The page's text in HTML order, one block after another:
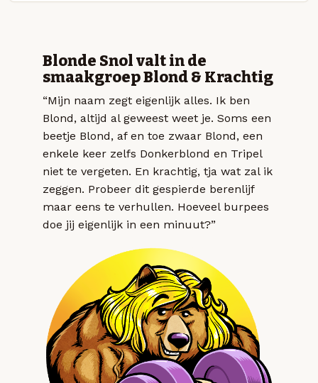
Blonde Snol valt in de
smaakgroep Blond & Krachtig
“Mijn naam zegt eigenlijk alles. Ik ben
Blond, altijd al geweest weet je. Soms een
beetje Blond, af en toe zwaar Blond, een
enkele keer zelfs Donkerblond en Tripel
niet te vergeten. En krachtig, tja wat zal ik
zeggen. Probeer dit gespierde berenlijf
maar eens te verhullen. Hoeveel burpees
doe jij eigenlijk in een minuut?”